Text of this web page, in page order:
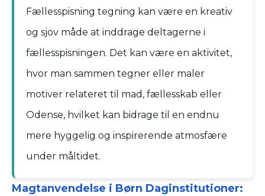
Fællesspisning tegning kan være en kreativ
og sjov måde at inddrage deltagerne i
fællesspisningen. Det kan være en aktivitet,
hvor man sammen tegner eller maler
motiver relateret til mad, fællesskab eller
Odense, hvilket kan bidrage til en endnu
mere hyggelig og inspirerende atmosfære
under måltidet.
Magtanvendelse i Børn Daginstitutioner: